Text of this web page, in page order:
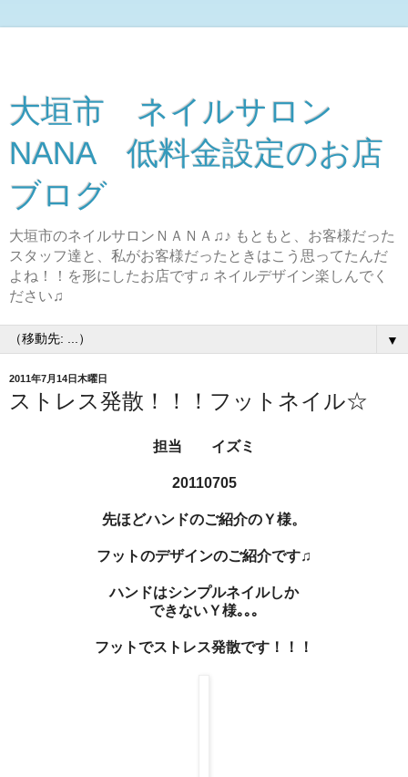
大垣市 ネイルサロン
NANA 低料金設定のお店
ブログ
大垣市のネイルサロンＮＡＮＡ♫♪ もともと、お客様だった
スタッフ達と、私がお客様だったときはこう思ってたんだ
よね！！を形にしたお店です♫ ネイルデザイン楽しんでく
ださい♫
▼
2011年7月14日木曜日
ストレス発散！！！フットネイル☆
担当 イズミ
20110705
先ほどハンドのご紹介のＹ様。
フットのデザインのご紹介です♫
ハンドはシンプルネイルしか
できないＹ様｡｡｡
フットでストレス発散です！！！